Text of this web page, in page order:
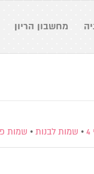
מחשבון הריון
• שמות לבנות • שמות